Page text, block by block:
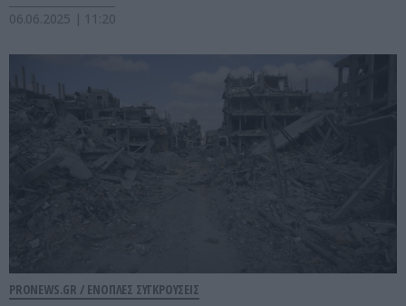
06.06.2025 | 11:20
PRONEWS.GR / ΕΝΟΠΛΕΣ ΣΥΓΚΡΟΥΣΕΙΣ